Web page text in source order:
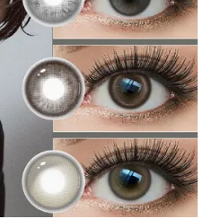
14.5 মিমি ব্যাস দৈনিক কন্টাক্ট লেন্স পীচ নেকটার মিলক্রিক লেন্স HEMA উপাদান সহ
আরামদায়ক স্তর 14.2mm ব্যাসার্ধ
মেকআপ কসমেটিক রঙিন যোগাযোগ লেন্স কসমেটিক প্রেসক্রিপশন যোগাযোগ 14.5mm ব্যাসার্ধ
টেইলর ব্রাউন ১৪.০মিমি ব্যাসার্ধের প্রেসক্রিপশনযুক্ত রঙিন কন্টাক্ট লেন্স, চোখের জন্য প্রেসক্রিপশন
প্যাটায়া ব্লু আরামদায়ক কন্টাক্ট লেন্স, শুষ্ক চোখের জন্য, জলীয় কন্টাক্ট লেন্স, ৮.৫মিমি বেস কার্ভ
সাদা ১২ মাসের বিশেষ প্রভাব কন্টাক্ট লেন্স ১৪.৫ মিমি ব্যাস ব্লাইন্ড হোয়াইট কন্টাক্ট লেন্স